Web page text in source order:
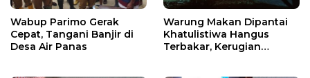
Wabup Parimo Gerak
Cepat, Tangani Banjir di
Desa Air Panas
Warung Makan Dipantai
Khatulistiwa Hangus
Terbakar, Kerugian